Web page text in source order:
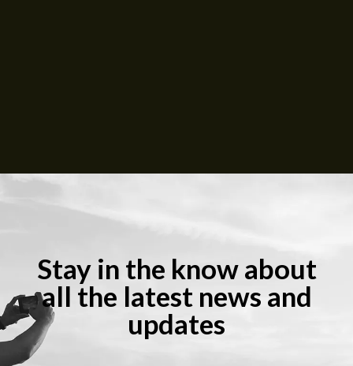
Stay in the know about
all the latest news and
updates